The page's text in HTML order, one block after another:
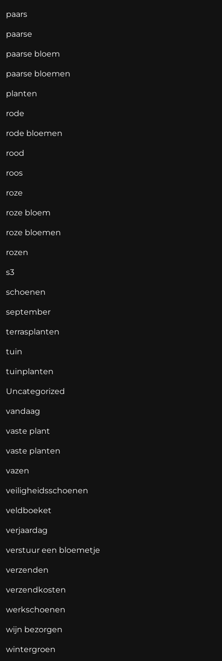
paars
paarse
paarse bloem
paarse bloemen
planten
rode
rode bloemen
rood
roos
roze
roze bloem
roze bloemen
rozen
s3
schoenen
september
terrasplanten
tuin
tuinplanten
Uncategorized
vandaag
vaste plant
vaste planten
vazen
veiligheidsschoenen
veldboeket
verjaardag
verstuur een bloemetje
verzenden
verzendkosten
werkschoenen
wijn bezorgen
wintergroen